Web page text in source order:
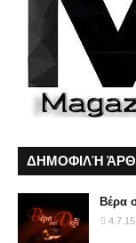
ΔΗΜΟΦΙΛΉ
Βέρα
4.7.15